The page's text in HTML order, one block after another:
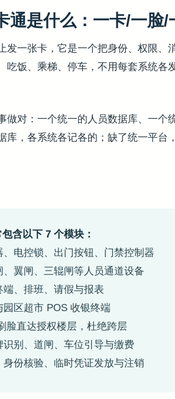
通是什么：一卡/一脸
发一张卡，它是一个把身份、权限
吃饭、乘梯、停车，不用每套系统各
做对：一个统一的人员数据库、一
库，各系统各记各的；缺了统一平台
含以下 7 个模块：
、电控锁、出门按钮、门禁控制器
、翼闸、三辊闸等人员通道设备
端、排班、请假与报表
园区超市 POS 收银终端
脸直达授权楼层，杜绝跨层
识别、道闸、车位引导与缴费
身份核验、临时凭证发放与注销